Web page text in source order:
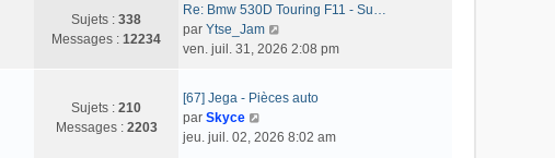
s
a
e
d
r
i
r
e
r
l
e
n
s
l
r
e
Sujets : 338
Messages : 12234
Re: Bmw 530D Touring F11 - Su…
par Ytse_Jam
o
u
t
ven. juil. 31, 2026 2:08 pm
Sujets : 210
Messages : 2203
[67] Jega - Pièces auto
par Skyce
o
jeu. juil. 02, 2026 8:02 am